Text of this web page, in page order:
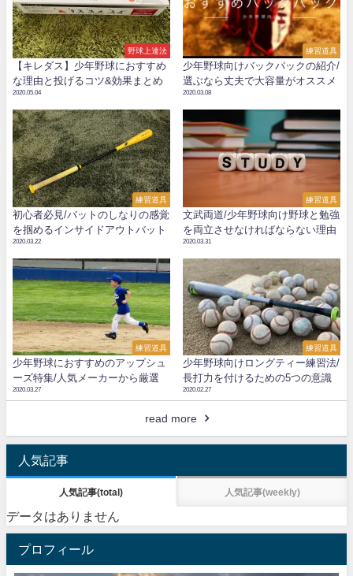
野球上達法
【キレダス】少年野球におすすめ
な理由と投げるコツ&効果まとめ
2020.05.04
練習道具
少年野球向けバックパックの紹介/
選ぶなら丈夫で大容量がオススメ
2020.03.08
練習道具
初心者必見/バットのしなりの感覚
を掴めるインサイドアウトバット
2020.03.22
練習道具
文武両道/少年野球向け野球と勉強
を両立させなければならない理由
2020.03.31
練習道具
少年野球におすすめのアップシュ
ーズ特集/人気メーカーから厳選
2020.03.27
練習道具
少年野球向けロングティー練習法/
長打力を付けるための5つの意識
2020.02.27
read more
人気記事
人気記事(total) 人気記事(weekly)
データはありません
プロフィール